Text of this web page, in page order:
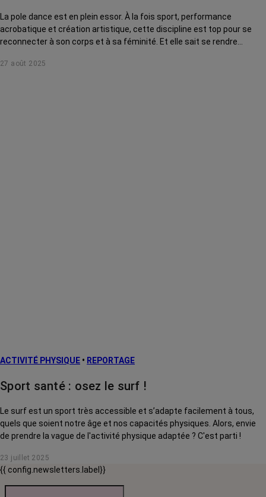
La pole dance est en plein essor. À la fois sport, performance
acrobatique et création artistique, cette discipline est top pour se
reconnecter à son corps et à sa féminité. Et elle sait se rendre
Démonstration.
27 août 2025
ACTIVITÉ PHYSIQUE • REPORTAGE
Sport santé : osez le surf !
Le surf est un sport très accessible et s’adapte facilement à tous,
quels que soient notre âge et nos capacités physiques. Alors, envie
de prendre la vague de l'activité physique adaptée ? C'est parti !
23 juillet 2025
{{ config.newsletters.label}}